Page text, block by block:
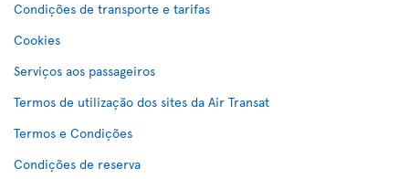
Condições de transporte e tarifas
Cookies
Serviços aos passageiros
Termos de utilização dos sites da Air Transat
Termos e Condições
Condições de reserva